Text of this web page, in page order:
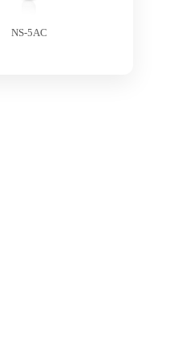
NS-5AC